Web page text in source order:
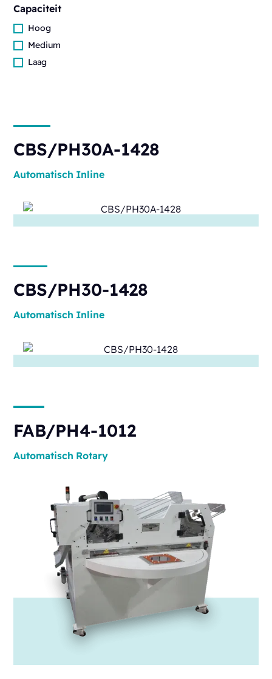
Capaciteit
Hoog
Medium
Laag
CBS/PH30A-1428
Automatisch Inline
CBS/PH30-1428
Automatisch Inline
FAB/PH4-1012
Automatisch Rotary